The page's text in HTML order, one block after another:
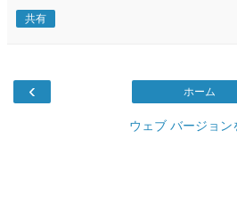
共有
‹ ホーム
ウェブ バージョン